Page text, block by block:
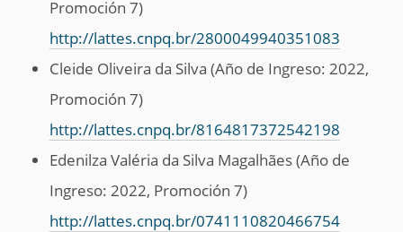
Promoción 7)
http://lattes.cnpq.br/2800049940351083
Cleide Oliveira da Silva (Año de Ingreso: 2022,
Promoción 7)
http://lattes.cnpq.br/8164817372542198
Edenilza Valéria da Silva Magalhães (Año de
Ingreso: 2022, Promoción 7)
http://lattes.cnpq.br/0741110820466754